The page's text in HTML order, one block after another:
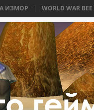
WORLD WAR BEE 2. ЧАСТЬ 2: